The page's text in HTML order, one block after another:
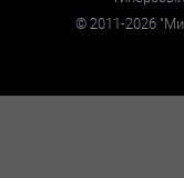
©2011-2026